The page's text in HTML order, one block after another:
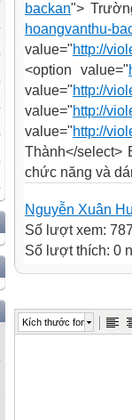
backan">
hoangvanthu-
value="http://
<option value="
value="http://
value="http://
value="http://
Thành</select>
chức năng và
Nguyễn Xuân
Số lượt xem:
Số lượt thích: 0
Kích thước font